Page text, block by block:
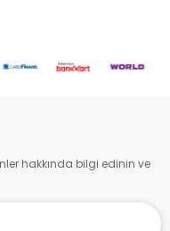
hakkında bilgi edinin ve